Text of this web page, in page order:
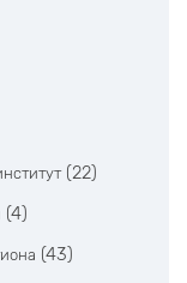
(22)
(4)
(43)